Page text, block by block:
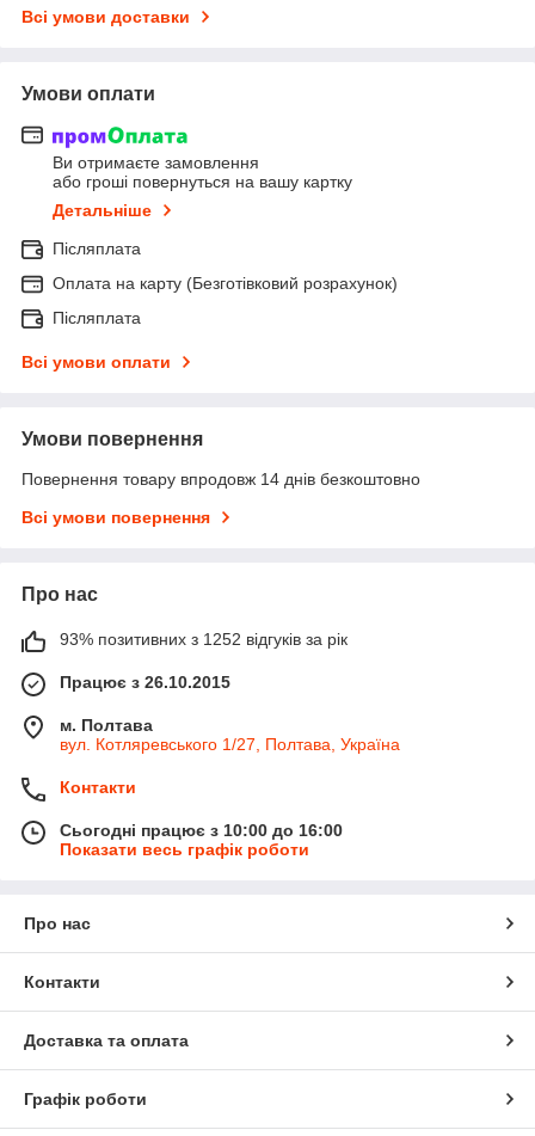
Всі умови доставки
Умови оплати
Ви отримаєте замовлення
або гроші повернуться на вашу картку
Детальніше
Післяплата
Оплата на карту (Безготівковий розрахунок)
Післяплата
Всі умови оплати
Умови повернення
Повернення товару впродовж 14 днів безкоштовно
Всі умови повернення
Про нас
93% позитивних з 1252 відгуків за рік
Працює з 26.10.2015
м. Полтава
вул. Котляревського 1/27, Полтава, Україна
Контакти
Сьогодні працює з 10:00 до 16:00
Показати весь графік роботи
Про нас
Контакти
Доставка та оплата
Графік роботи